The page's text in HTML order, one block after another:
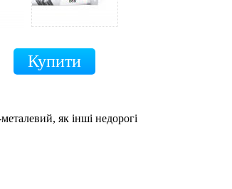
як інші недорогі